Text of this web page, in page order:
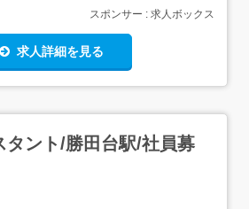
スポンサー : 求人ボックス
求人詳細を見る
タント/勝田台駅/社員募